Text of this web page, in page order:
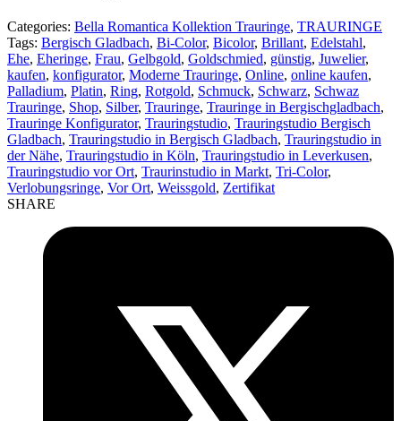
Categories: Bella Romantica Kollektion Trauringe, TRAURINGE
Tags: Bergisch Gladbach, Bi-Color, Bicolor, Brillant, Edelstahl,
Ehe, Eheringe, Frau, Gelbgold, Goldschmied, günstig, Juwelier,
kaufen, konfigurator, Moderne Trauringe, Online, online kaufen,
Palladium, Platin, Ring, Rotgold, Schmuck, Schwarz, Schwaz
Trauringe, Shop, Silber, Trauringe, Trauringe in Bergischgladbach,
Trauringe Konfigurator, Trauringstudio, Trauringstudio Bergisch
Gladbach, Trauringstudio in Bergisch Gladbach, Trauringstudio in
der Nähe, Trauringstudio in Köln, Trauringstudio in Leverkusen,
Trauringstudio vor Ort, Traurinstudio in Markt, Tri-Color,
Verlobungsringe, Vor Ort, Weissgold, Zertifikat
SHARE